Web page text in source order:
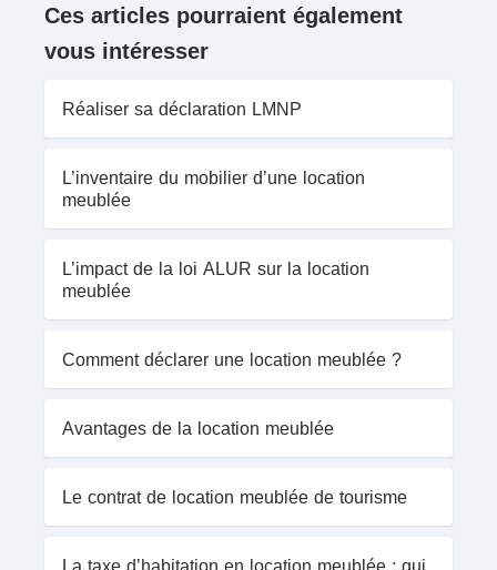
Ces articles pourraient également
vous intéresser
Réaliser sa déclaration LMNP
L’inventaire du mobilier d’une location
meublée
L’impact de la loi ALUR sur la location
meublée
Comment déclarer une location meublée ?
Avantages de la location meublée
Le contrat de location meublée de tourisme
La taxe d’habitation en location meublée : qui